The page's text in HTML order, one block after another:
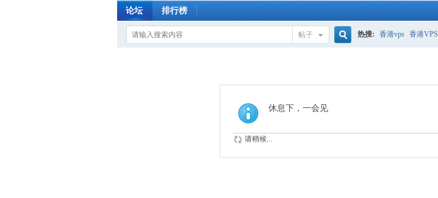
论坛 排行榜
帖子 热搜: 香港vps 香港VPS
休息下，一会见
请稍候...